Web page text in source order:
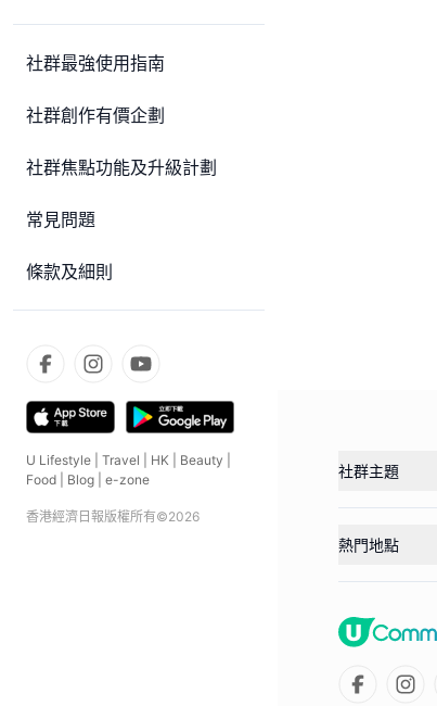
社群最強使用指南
社群創作有價企劃
社群焦點功能及升級計劃
常見問題
條款及細則
U Lifestyle Travel HK Beauty
Food
Blog e-zone
香港經濟日報版權所有©2026
社群主題
熱門地點